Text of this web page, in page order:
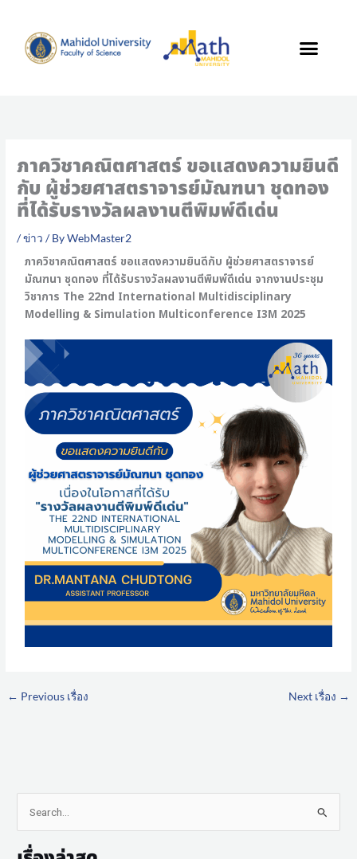
content
ภาควิชาคณิตศาสตร์ ขอแสดงความยินดี
กับ ผู้ช่วยศาสตราจารย์มัณฑนา ชุดทอง
ที่ได้รับรางวัลผลงานตีพิมพ์ดีเด่น
/ข่าว / ByWebMaster2
ภาควิชาคณิตศาสตร์ ขอแสดงความยินดีกับ ผู้ช่วยศาสตราจารย์
มัณฑนา ชุดทอง ที่ได้รับรางวัลผลงานตีพิมพ์ดีเด่น จากงานประชุม
วิชาการ The 22nd International Multidisciplinary
Modelling & Simulation Multiconference I3M 2025
← Previous เรื่อง Next เรื่อง →